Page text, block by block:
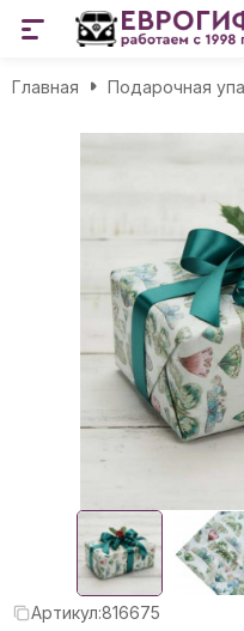
Главная Подарочная
Артикул:816675